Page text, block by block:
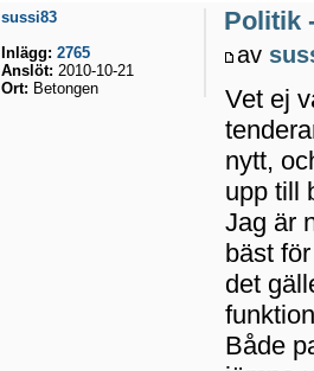
Politik
av
Vet ej
nytt,
upp till
Jag är
bäst
det
Både
sussi83
Inlägg: 2765
Anslöt: 2010-10-21
Ort: Betongen